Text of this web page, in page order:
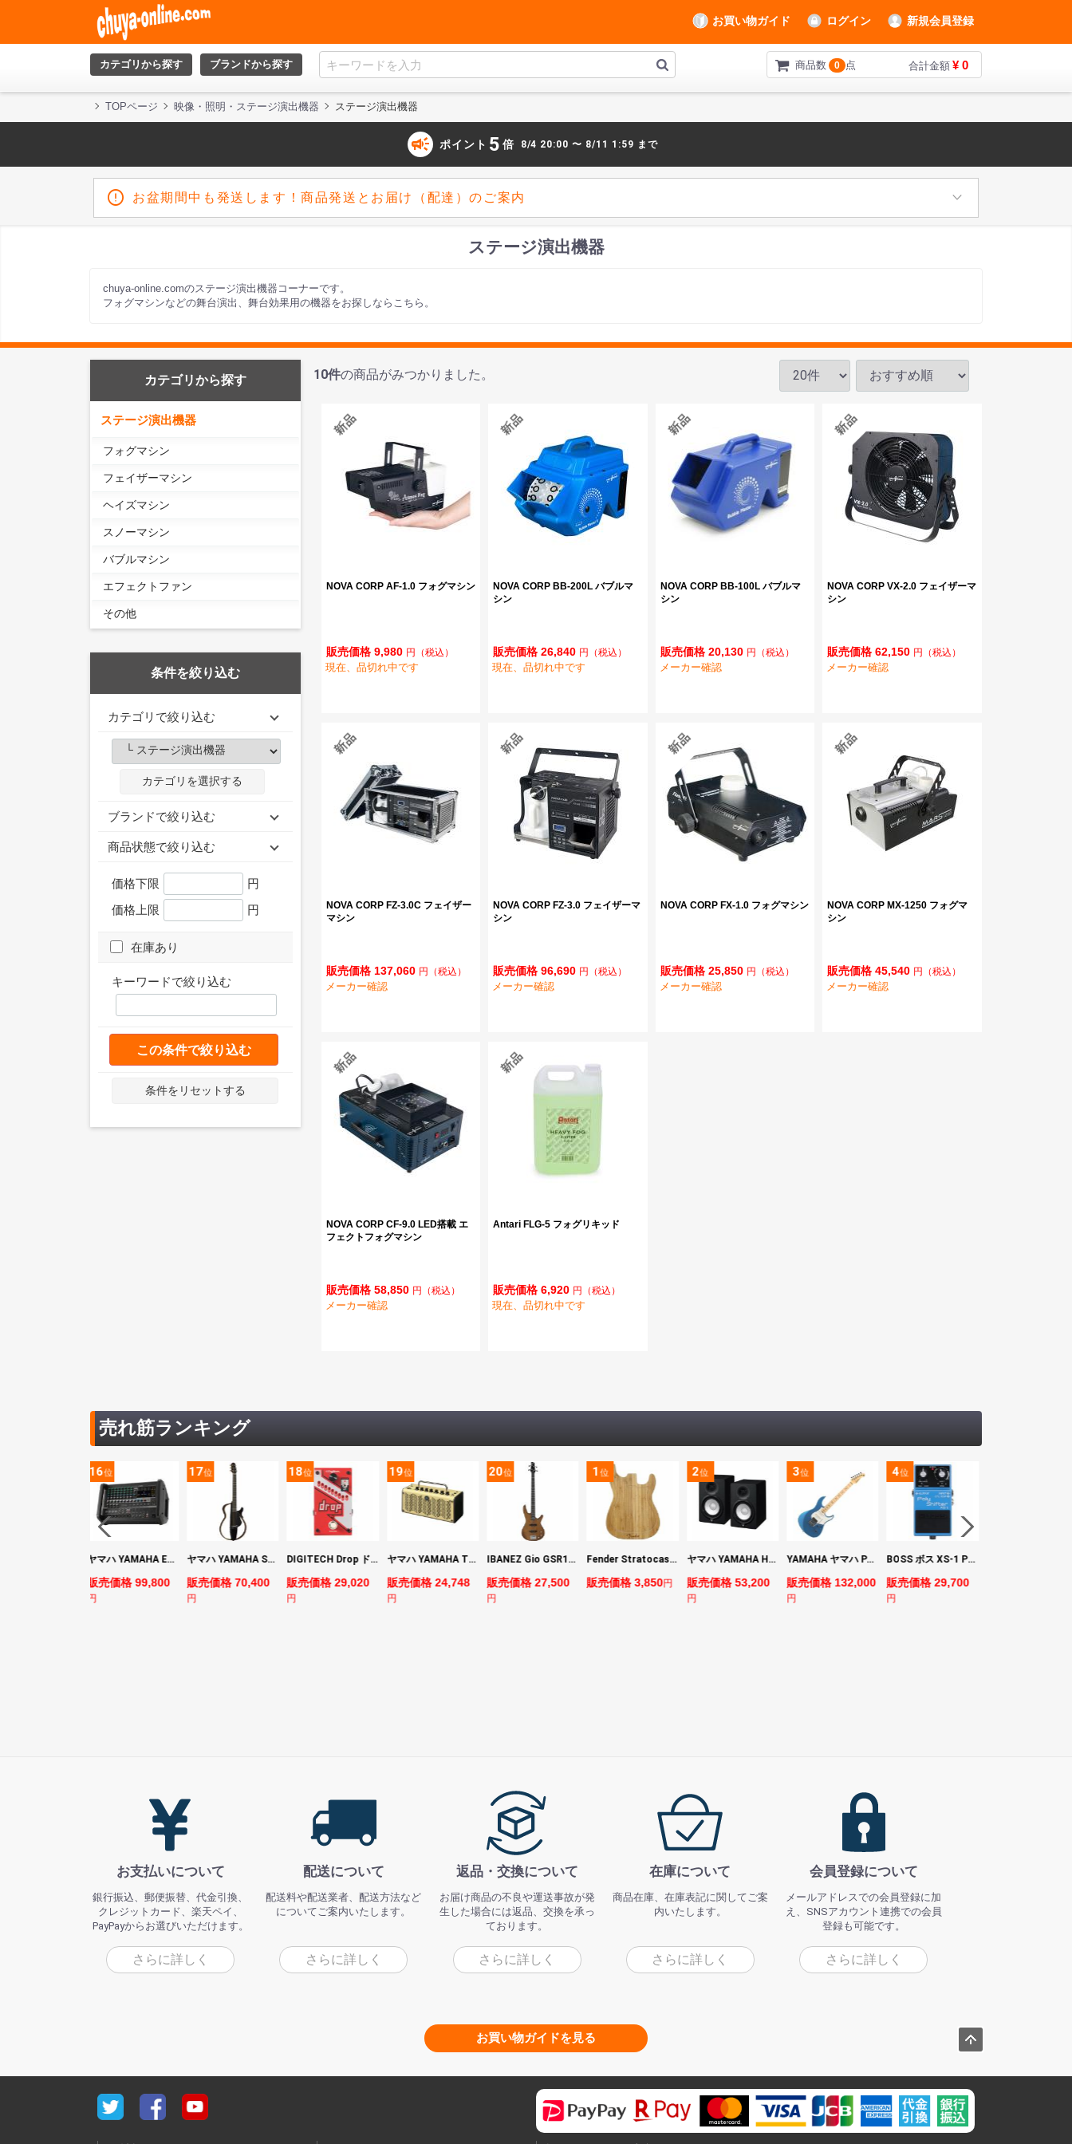
お買い物ガイド ログイン 新規会員登録
カテゴリから探す ブランドから探す 商品数 0 点 合計金額 ¥ 0
TOPページ 映像・照明・ステージ演出機器 ステージ演出機器
campaign ポイント 5 倍 8/4 20:00 〜 8/11 1:59 まで
お盆期間中も発送します！商品発送とお届け（配達）のご案内
ステージ演出機器
chuya-online.comのステージ演出機器コーナーです。
フォグマシンなどの舞台演出、舞台効果用の機器をお探しならこちら。
カテゴリから探す
ステージ演出機器
フォグマシン
フェイザーマシン
ヘイズマシン
スノーマシン
バブルマシン
エフェクトファン
その他
条件を絞り込む
カテゴリで絞り込む
カテゴリを選択する
ブランドで絞り込む
商品状態で絞り込む
価格下限
円
価格上限
円
在庫あり
キーワードで絞り込む
この条件で絞り込む
条件をリセットする
10件の商品がみつかりました。
NOVA CORP AF-1.0 フォグマシン
販売価格 9,980 円 （税込）
現在、品切れ中です
NOVA CORP BB-200L バブルマ
シン
販売価格 26,840 円 （税込）
現在、品切れ中です
NOVA CORP BB-100L バブルマ
シン
販売価格 20,130 円 （税込）
メーカー確認
NOVA CORP VX-2.0 フェイザーマ
シン
販売価格 62,150 円 （税込）
メーカー確認
NOVA CORP FZ-3.0C フェイザー
マシン
販売価格 137,060 円 （税込）
メーカー確認
NOVA CORP FZ-3.0 フェイザーマ
シン
販売価格 96,690 円 （税込）
メーカー確認
NOVA CORP FX-1.0 フォグマシン
販売価格 25,850 円 （税込）
メーカー確認
NOVA CORP MX-1250 フォグマ
シン
販売価格 45,540 円 （税込）
メーカー確認
NOVA CORP CF-9.0 LED搭載 エ
フェクトフォグマシン
販売価格 58,850 円 （税込）
メーカー確認
Antari FLG-5 フォグリキッド
販売価格 6,920 円 （税込）
現在、品切れ中です
売れ筋ランキング
16位
ヤマハ YAMAHA EMX7 12ch パワードミキサー
販売価格 99,800
円
17位
ヤマハ YAMAHA SLG200S TBL サイレントギター
販売価格 70,400
円
18位
DIGITECH Drop ドロップ・リチューニング・エフェクト
販売価格 29,020
円
19位
ヤマハ YAMAHA THR5 コンパクトギターアンプ 小型アンプ
販売価格 24,748
円
20位
IBANEZ Gio GSR180-LBF エレキベース
販売価格 27,500
円
1位
Fender Stratocaster Cutting Board カッティングボード（まな板）
販売価格 3,850円
2位
ヤマハ YAMAHA HS7 パワードスタジオモニタースピーカー×2本
販売価格 53,200
円
3位
YAMAHA ヤマハ PACS+12M SB Pacifica Standard Plus パシフィカスタンダードプラス エレキギター
販売価格 132,000
円
4位
BOSS ボス XS-1 Poly Shifter ギターエフェクター ピッチシフター
販売価格 29,700
円
お支払いについて
銀行振込、郵便振替、代金引換、
クレジットカード、楽天ペイ、
PayPayからお選びいただけます。
さらに詳しく
配送について
配送料や配送業者、配送方法など
についてご案内いたします。
さらに詳しく
返品・交換について
お届け商品の不良や運送事故が発
生した場合には返品、交換を承っ
ております。
さらに詳しく
在庫について
商品在庫、在庫表記に関してご案
内いたします。
さらに詳しく
会員登録について
メールアドレスでの会員登録に加
え、SNSアカウント連携での会員
登録も可能です。
さらに詳しく
お買い物ガイドを見る